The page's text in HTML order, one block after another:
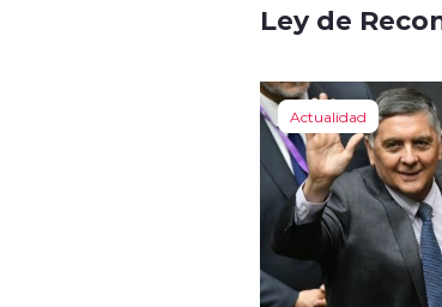
Ley de
Actualidad